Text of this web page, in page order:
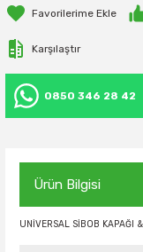
Karşılaştır
0850 346 28 42
Ürün Bilgisi
UNİVERSAL SİBOB KAPAĞI